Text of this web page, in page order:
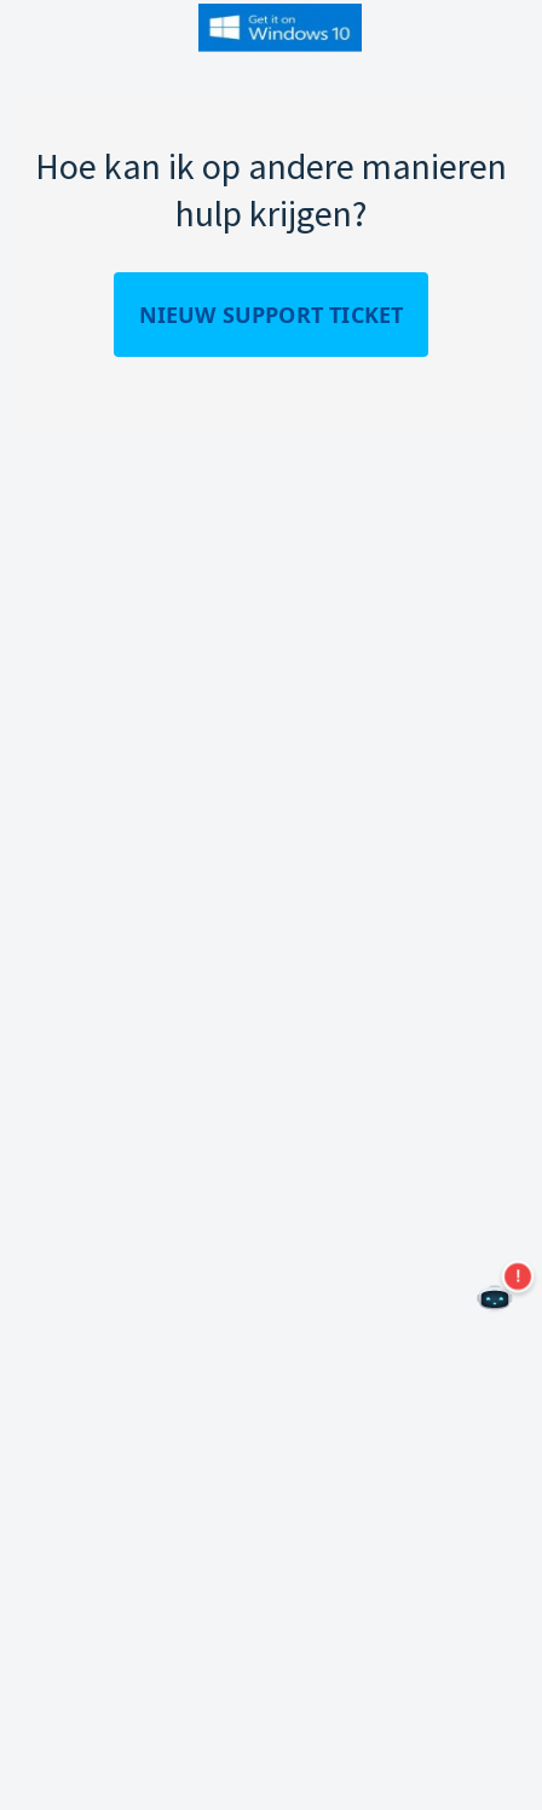
Hoe kan ik op andere manieren
hulp krijgen?
NIEUW SUPPORT TICKET